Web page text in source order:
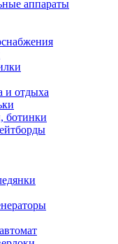
аппараты
и отдыха
ботинки